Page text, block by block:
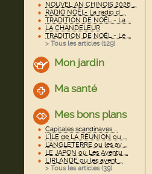
NOUVEL AN CHINOIS 2026 ...
RADIO NOËL- La radio d ...
TRADITION DE NOËL - La ...
LA CHANDELEUR
TRADITION DE NOËL - Le ...
> Tous les articles (129)
Mon jardin
Ma santé
Mes bons plans
Capitales scandinaves ...
L'ÎLE de LA RÉUNION ou ...
L'ANGLETERRE ou les av ...
LE JAPON où Les Aventu ...
L'IRLANDE ou les avent ...
> Tous les articles (39)